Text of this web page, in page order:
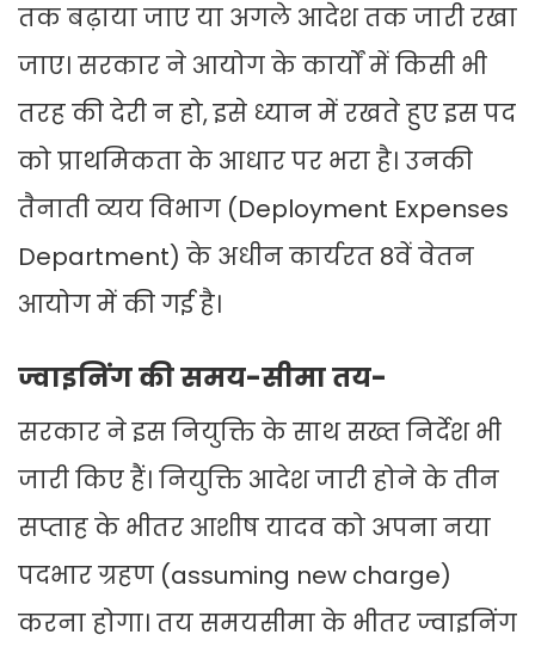
तक बढ़ाया जाए या अगले आदेश तक जारी रखा
जाए। सरकार ने आयोग के कार्यों में किसी भी
तरह की देरी न हो, इसे ध्यान में रखते हुए इस पद
को प्राथमिकता के आधार पर भरा है। उनकी
तैनाती व्यय विभाग (Deployment Expenses
Department) के अधीन कार्यरत 8वें वेतन
आयोग में की गई है।
ज्वाइनिंग की समय-सीमा तय-
सरकार ने इस नियुक्ति के साथ सख्त निर्देश भी
जारी किए हैं। नियुक्ति आदेश जारी होने के तीन
सप्ताह के भीतर आशीष यादव को अपना नया
पदभार ग्रहण (assuming new charge)
करना होगा। तय समयसीमा के भीतर ज्वाइनिंग